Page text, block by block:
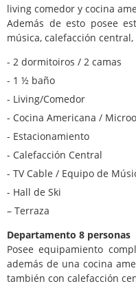
living comedor y cocina
Además de esto posee
música, calefacción
- 2 dormitoiros / 2 camas
- 1 ½ baño
- Living/Comedor
- Cocina Americana /
- Estacionamiento
- Calefacción Central
- TV Cable / Equipo de
- Hall de Ski
– Terraza
Departamento 8 personas
Posee equipamiento
además de una cocina
también con calefacción